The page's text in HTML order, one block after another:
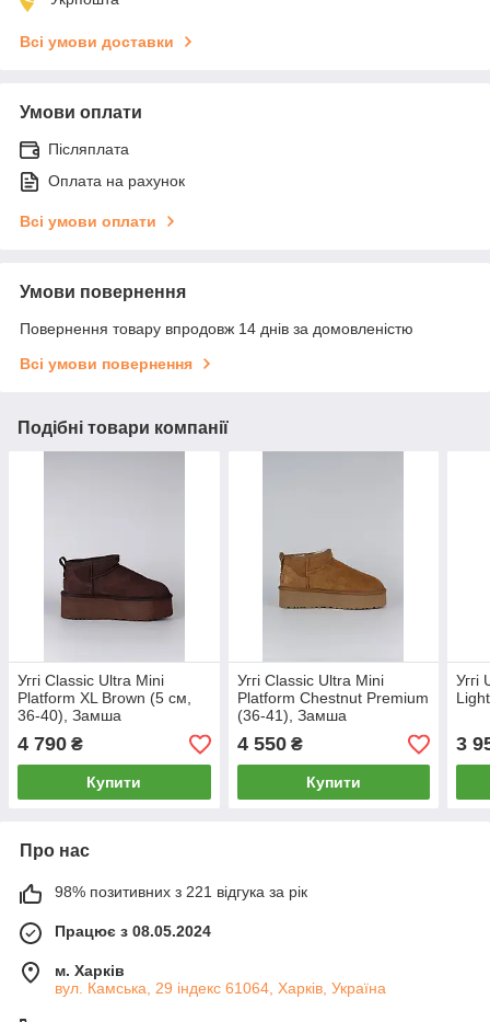
Всі умови доставки
Умови оплати
Післяплата
Оплата на рахунок
Всі умови оплати
Умови повернення
Повернення товару впродовж 14 днів за домовленістю
Всі умови повернення
Подібні товари компанії
Уггі Classic Ultra Mini
Platform XL Brown (5 см,
36-40), Замша
4 790 ₴
Купити
Уггі Classic Ultra Mini
Platform Chestnut Premium
(36-41), Замша
4 550₴
Купити
3
Про нас
98% позитивних з 221 відгука за рік
Працює з 08.05.2024
м. Харків
вул. Камська, 29 індекс 61064, Харків, Україна